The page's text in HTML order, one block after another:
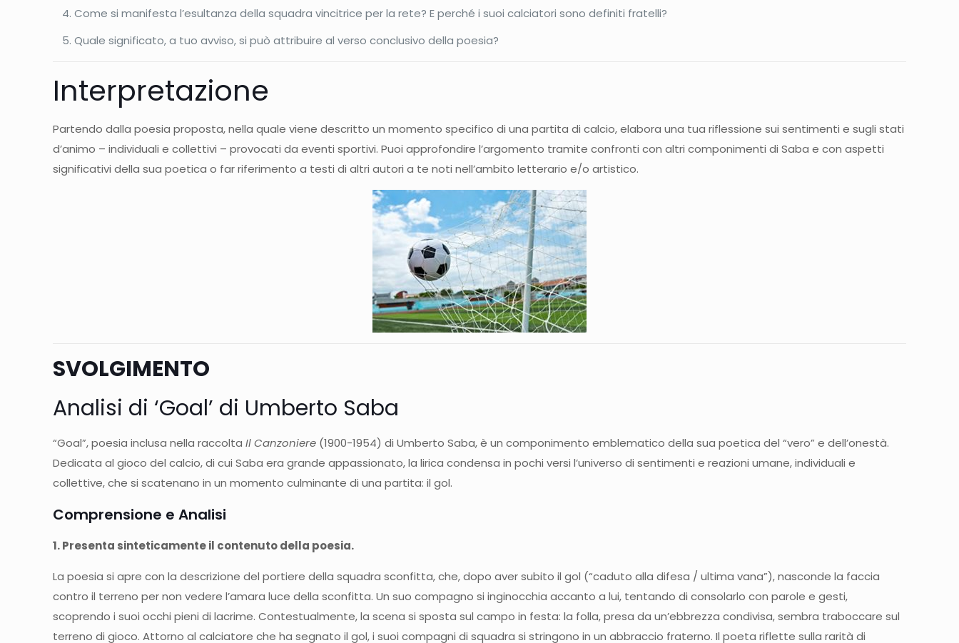
Come si manifesta l’esultanza della squadra vincitrice per la rete? E perché i suoi calciatori sono definiti fratelli?
Quale significato, a tuo avviso, si può attribuire al verso conclusivo della poesia?
Interpretazione
Partendo dalla poesia proposta, nella quale viene descritto un momento specifico di una partita di calcio, elabora una tua riflessione sui sentimenti e sugli stati
d’animo – individuali e collettivi – provocati da eventi sportivi. Puoi approfondire l’argomento tramite confronti con altri componimenti di Saba e con aspetti
significativi della sua poetica o far riferimento a testi di altri autori a te noti nell’ambito letterario e/o artistico.
SVOLGIMENTO
Analisi di ‘Goal’ di Umberto Saba
“Goal”, poesia inclusa nella raccoltaIl Canzoniere (1900-1954) di Umberto Saba, è un componimento emblematico della sua poetica del “vero” e dell’onestà.
Dedicata al gioco del calcio, di cui Saba era grande appassionato, la lirica condensa in pochi versi l’universo di sentimenti e reazioni umane, individuali e
collettive, che si scatenano in un momento culminante di una partita: il gol.
Comprensione e Analisi
1. Presenta sinteticamente il contenuto della poesia.
La poesia si apre con la descrizione del portiere della squadra sconfitta, che, dopo aver subito il gol (“caduto alla difesa / ultima vana”), nasconde la faccia
contro il terreno per non vedere l’amara luce della sconfitta. Un suo compagno si inginocchia accanto a lui, tentando di consolarlo con parole e gesti,
scoprendo i suoi occhi pieni di lacrime. Contestualmente, la scena si sposta sul campo in festa: la folla, presa da un’ebbrezza condivisa, sembra traboccare sul
terreno di gioco. Attorno al calciatore che ha segnato il gol, i suoi compagni di squadra si stringono in un abbraccio fraterno. Il poeta riflette sulla rarità di